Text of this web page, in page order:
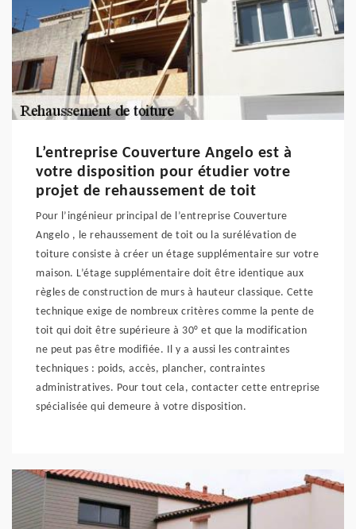
L’entreprise Couverture Angelo est à
votre disposition pour étudier votre
projet de rehaussement de toit
Pour l’ingénieur principal de l’entreprise Couverture
Angelo , le rehaussement de toit ou la surélévation de
toiture consiste à créer un étage supplémentaire sur votre
maison. L’étage supplémentaire doit être identique aux
règles de construction de murs à hauteur classique. Cette
technique exige de nombreux critères comme la pente de
toit qui doit être supérieure à 30° et que la modification
ne peut pas être modifiée. Il y a aussi les contraintes
techniques : poids, accès, plancher, contraintes
administratives. Pour tout cela, contacter cette entreprise
spécialisée qui demeure à votre disposition.